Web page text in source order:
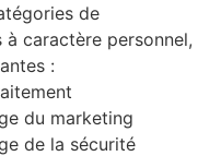
de
caractère personnel,
:
du marketing
de la sécurité